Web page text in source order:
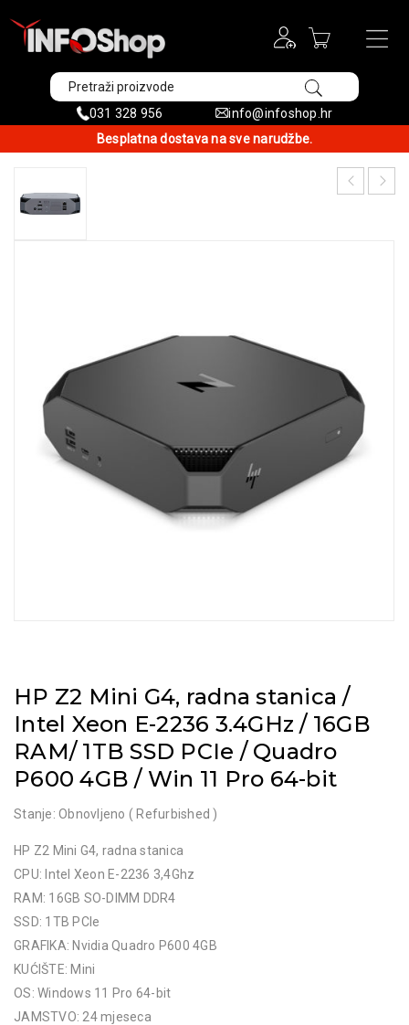
031 328 956
info@infoshop.hr
Besplatna dostava na sve narudžbe.
HP Z2 Mini G4, radna stanica /
Intel Xeon E-2236 3.4GHz / 16GB
RAM/ 1TB SSD PCIe / Quadro
P600 4GB / Win 11 Pro 64-bit
Stanje: Obnovljeno ( Refurbished )
HP Z2 Mini G4, radna stanica
CPU: Intel Xeon E-2236 3,4Ghz
RAM: 16GB SO-DIMM DDR4
SSD: 1TB PCIe
GRAFIKA: Nvidia Quadro P600 4GB
KUĆIŠTE: Mini
OS: Windows 11 Pro 64-bit
JAMSTVO: 24 mjeseca